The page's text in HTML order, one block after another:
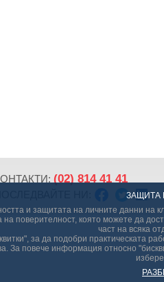
ЗАЩИТА
и защитата на личните данни на
поверителност, която можете да
част на всяка
за да подобри практическата
За повече информация относно
(02) 814 41 41